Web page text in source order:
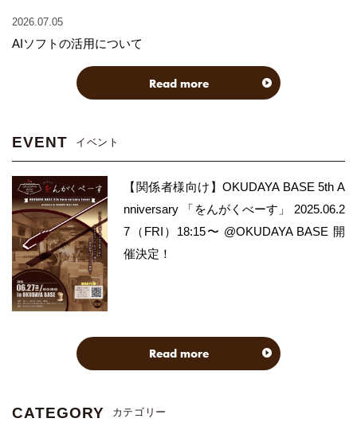
2026.07.05
AIソフトの活用について
Read more
EVENT イベント
【関係者様向け】OKUDAYA BASE 5th A
nniversary 「をんがくべーす」 2025.06.2
7（FRI）18:15〜 @OKUDAYA BASE 開
催決定！
Read more
CATEGORY カテゴリー